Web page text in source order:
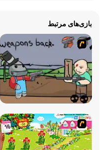
بازی‌های مرتبط